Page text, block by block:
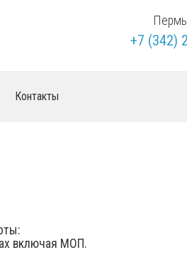
+7 (342)
Контакты
включая МОП.